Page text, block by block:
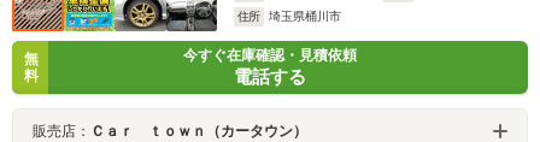
住所
埼玉県桶川市
無
料
今すぐ在庫確認・見積依頼
電話する
販売店： Ｃａｒ ｔｏｗｎ（カータウン）